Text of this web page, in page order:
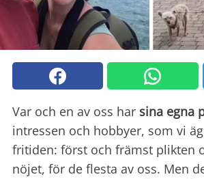
Var och en av oss har sina egna
intressen och hobbyer, som vi
fritiden: först och främst plikten
nöjet, för de flesta av oss. Men